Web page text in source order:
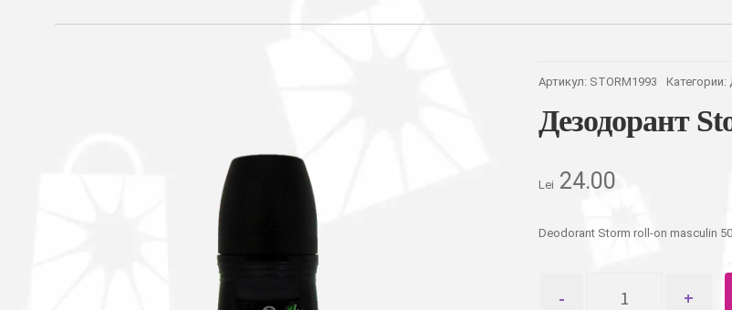
Артикул: STORM1993 Категории:
Дезодорант
Lei 24.00
Deodorant Storm roll-on masculin
товара